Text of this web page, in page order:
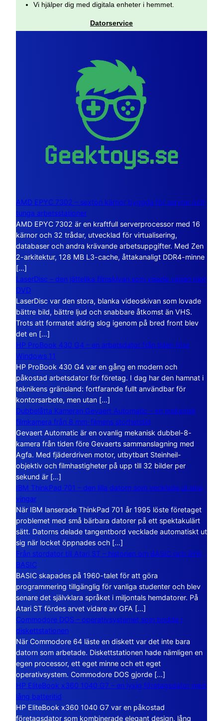
Vi hjälper dig med digitala enheter i hemmet.
Datorservice
AMD EPYC 7302 – sexton kärnor byggda för servrar och
tunga arbetsstationer
AMD EPYC 7302 är en kraftfull serverprocessor med 16
kärnor och 32 trådar, utvecklad för virtualisering,
databaser och andra krävande arbetsuppgifter. Med Zen
2-arkitektur, 128 MB L3-cache, åttakanaligt DDR4-minne
[…]
LaserDisc – den jättelika filmskivan som visade vägen mot
DVD
LaserDisc var den stora, blanka videoskivan som lovade
bättre bild, bättre ljud och snabbare åtkomst än VHS.
Trots att formatet aldrig slog igenom på bred front blev
det en […]
HP ProBook 430 G4 – en arbetsdator från tiden före
Windows 11
HP ProBook 430 G4 var en gång en modern och
påkostad arbetsdator för företag. I dag har den hamnat i
teknikens gränsland: fortfarande fullt användbar för
kontorsarbete, men utan […]
Dubbelåtta Kameran Gevaert Automatic – en mekanisk
filmkamera från 8 mm-filmens storhetstid
Gevaert Automatic är en ovanlig mekanisk dubbel-8-
kamera från tiden före Gevaerts sammanslagning med
Agfa. Med fjäderdriven motor, utbytbart Steinheil-
objektiv och filmhastigheter på upp till 32 bilder per
sekund är […]
IBM ThinkPad 701 – den lilla datorn som vecklade ut sina
vingar
När IBM lanserade ThinkPad 701 år 1995 löste företaget
problemet med små bärbara datorer på ett spektakulärt
sätt. Datorns delade tangentbord vecklade automatiskt ut
sig när locket öppnades och […]
Från stordator till Atari ST – historien om BASIC och GFA
BASIC
BASIC skapades på 1960-talet för att göra
programmering tillgänglig för vanliga studenter och blev
senare det självklara språket i miljontals hemdatorer. På
Atari ST fördes arvet vidare av GFA […]
Commodore DOS – operativsystemet som bodde i
diskettstationen
När Commodore 64 läste en diskett var det inte bara
datorn som arbetade. Diskettstationen hade nämligen en
egen processor, ett eget minne och ett eget
operativsystem. Commodore DOS gjorde […]
HP EliteBook x360 1040 G7 – en lyxig företagsdator med
lång batteritid
HP EliteBook x360 1040 G7 var en påkostad
företagsdator som kombinerade elegant design, lång